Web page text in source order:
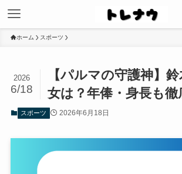
ホーム スポーツ
【パルマの守護神】
女は？年俸・身長も徹
2026
6/18
スポーツ 2026年6月18日